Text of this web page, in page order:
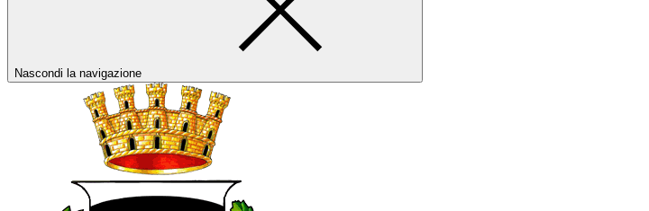
Nascondi la navigazione